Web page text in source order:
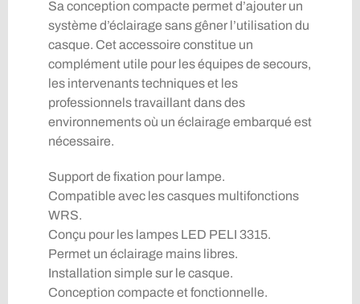
Sa conception compacte permet d’ajouter un
système d’éclairage sans gêner l’utilisation du
casque. Cet accessoire constitue un
complément utile pour les équipes de secours,
les intervenants techniques et les
professionnels travaillant dans des
environnements où un éclairage embarqué est
nécessaire.
Support de fixation pour lampe.
Compatible avec les casques multifonctions
WRS.
Conçu pour les lampes LED PELI 3315.
Permet un éclairage mains libres.
Installation simple sur le casque.
Conception compacte et fonctionnelle.